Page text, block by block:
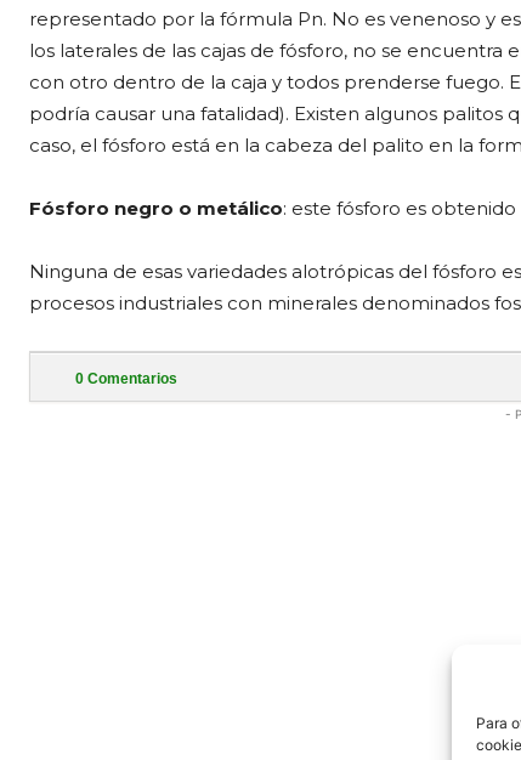
Para
representado por la fórmula Pn. No es venenoso y
los laterales de las cajas de fósforo, no se encuentra
con otro dentro de la caja y todos prenderse fuego.
podría causar una fatalidad). Existen algunos
caso, el fósforo está en la cabeza del palito en la
Fósforo negro o metálico: este fósforo es
Ninguna de esas variedades alotrópicas del fósforo
procesos industriales con minerales denominados
0 Comentarios
-